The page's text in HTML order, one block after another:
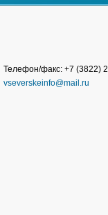
Телефон/факс: +7 (3822)
vseverskeinfo@mail.ru